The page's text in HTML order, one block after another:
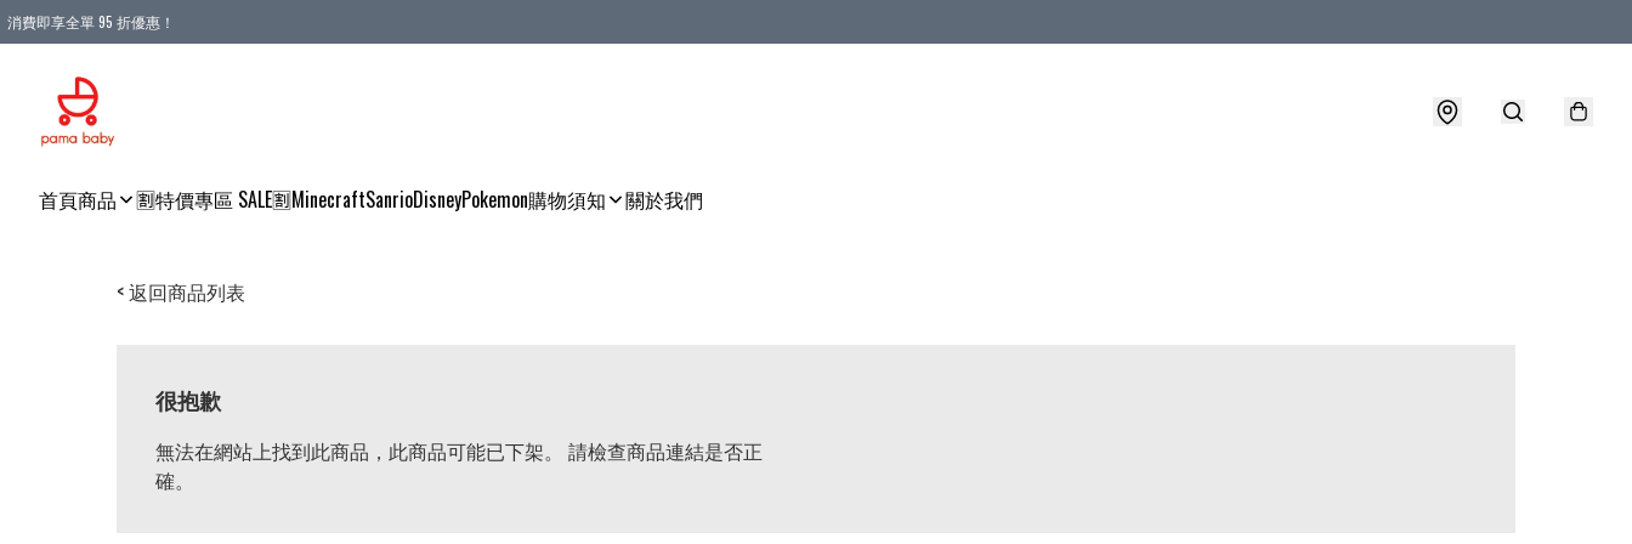
消費即享全單 95 折優惠！
首頁商品 🈹特價專區 SALE🈹MinecraftSanrioDisneyPokemon購物須知 關於我們
< 返回商品列表
很抱歉
無法在網站上找到此商品，此商品可能已下架。 請檢查商品連結是否正
確。